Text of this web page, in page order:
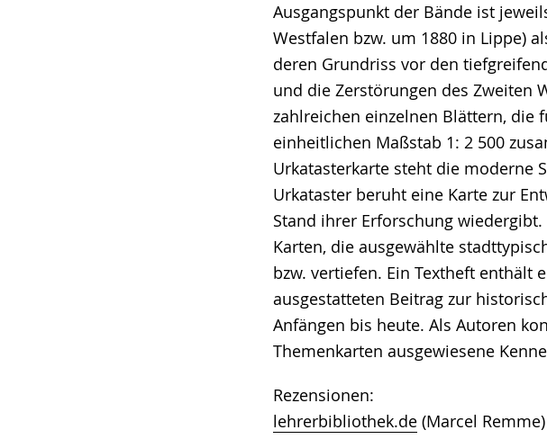
Ausgangspunkt der Bände ist
Westfalen bzw. um 1880 in Lippe)
deren Grundriss vor den
und die Zerstörungen des Zweiten
zahlreichen einzelnen Blättern, die
einheitlichen Maßstab 1: 2 500
Urkatasterkarte steht die moderne
Urkataster beruht eine Karte zur
Stand ihrer Erforschung
Karten, die ausgewählte
bzw. vertiefen. Ein Textheft enthält
ausgestatteten Beitrag zur
Anfängen bis heute. Als Autoren
Themenkarten ausgewiesene
Rezensionen:
lehrerbibliothek.de (Marcel Remme)